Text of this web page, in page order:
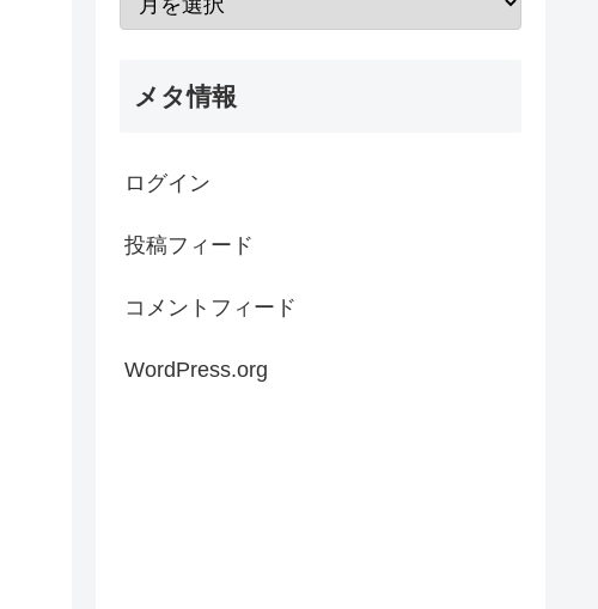
メタ情報
ログイン
投稿フィード
コメントフィード
WordPress.org